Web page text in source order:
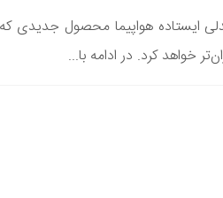
ایستاده هواپیما محصول جدیدی
خواهد کرد. در ادامه با...